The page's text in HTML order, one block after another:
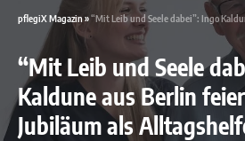
pflegiX Magazin»“Mit Leib und Seele dabei”: Ingo Kaldune aus Berlin
“Mit Leib und Seele
Kaldune aus Berlin
Jubiläum als